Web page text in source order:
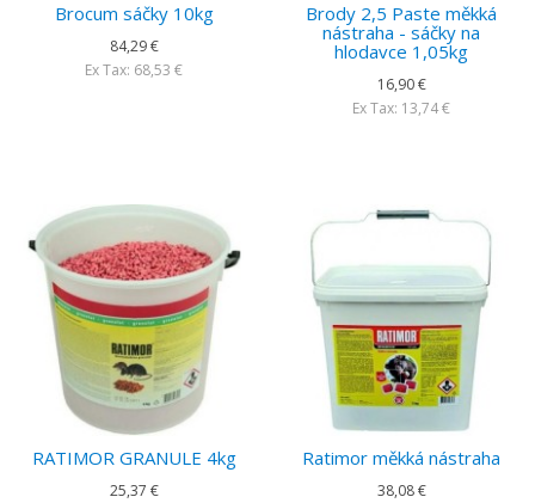
Brocum sáčky 10kg
84,29 €
Ex Tax: 68,53 €
Brody 2,5 Paste měkká
nástraha - sáčky na
hlodavce 1,05kg
16,90 €
Ex Tax: 13,74 €
RATIMOR GRANULE 4kg
25,37 €
Ratimor měkká nástraha
38,08 €